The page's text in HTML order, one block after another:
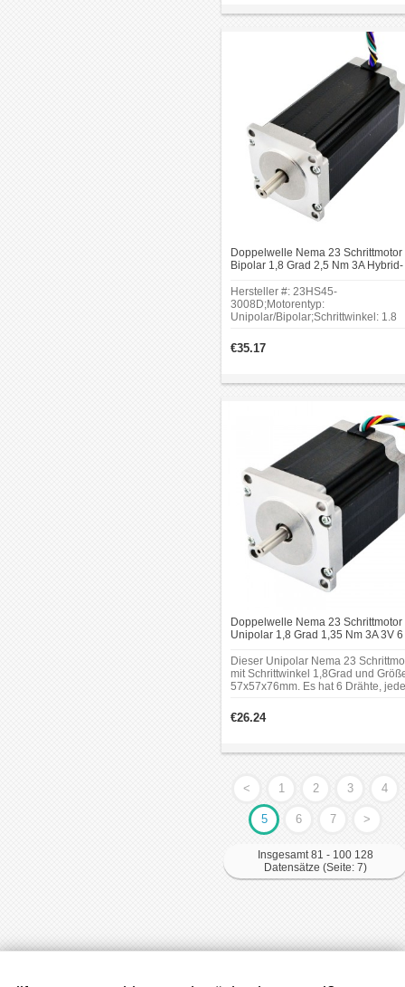
Doppelwelle Nema 23 Schrittmotor
Bipolar 1,8 Grad 2,5 Nm 3A Hybrid-
Hersteller #: 23HS45-
3008D;Motorentyp:
Unipolar/Bipolar;Schrittwinkel: 1.8
1.7Nm(240.7oz.in);Rahmengröße:
x 57mm;Körper Länge:
Φ8mm;Doppel-D-Schnittlänge:
€35.17
Doppelwelle Nema 23 Schrittmotor
Unipolar 1,8 Grad 1,35 Nm 3A 3V 6
Dieser Unipolar Nema 23
mit Schrittwinkel 1,8Grad und
57x57x76mm. Es hat 6 Drähte, jede
1,35Nm (191.2oz.in). Ein Hinten-
Schaft kann Encoder, Handrad oder
€26.24
< 1 2 3 4
5 6 7 >
Insgesamt 81 - 100 128
Datensätze (Seite: 7)